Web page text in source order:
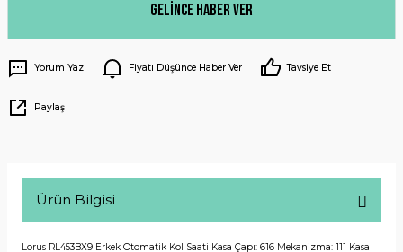
Gelince Haber Ver
Yorum Yaz Fiyatı Düşünce Haber Ver Tavsiye Et
Paylaş
Ürün Bilgisi
Lorus RL453BX9 Erkek Otomatik Kol Saati Kasa Çapı: 616 Mekanizma: 111 Kasa